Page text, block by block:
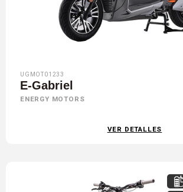
UGMOT01233
E-Gabriel
ENERGY MOTORS
VER DETALLES